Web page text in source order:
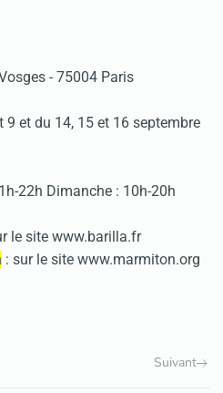
- 75004 Paris
9 et du 14, 15 et 16 septembre
22h Dimanche : 10h-20h
le site www.barilla.fr
: sur le site www.marmiton.org
Suivant